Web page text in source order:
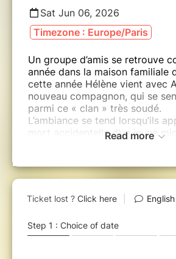
Sat Jun 06, 2026
Timezone : Europe/Paris
Un groupe d’amis se retrouve
année dans la maison familiale
cette année Hélène vient avec
nouveau compagnon, qui se
parmi ce « clan » très soudé.
L’ambiance se tend lorsqu’ils
mort accidentelle d’un jeune
entre illusion et réalité.
Hélène Costaglioli et sa
Locomotrice composée de 7
cette pièce qui plonge le
Read more